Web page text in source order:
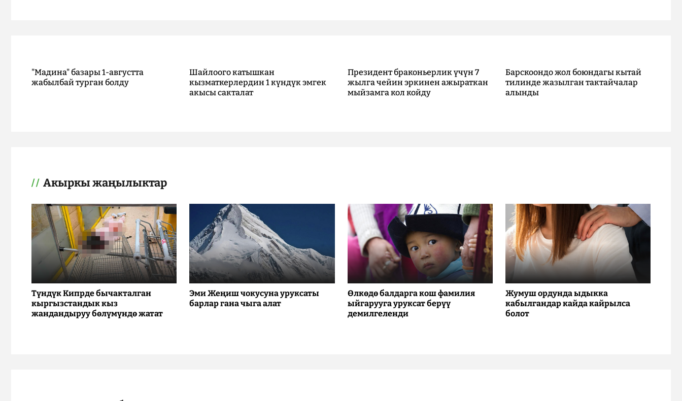
"Мадина" базары 1-августта
жабылбай турган болду
Шайлоого катышкан
кызматкерлердин 1 күндүк эмгек
акысы сакталат
Президент браконьерлик үчүн 7
жылга чейин эркинен ажыраткан
мыйзамга кол койду
Барскоондо жол боюндагы кытай
тилинде жазылган тактайчалар
алынды
Акыркы жаңылыктар
Түндүк Кипрде бычакталган
кыргызстандык кыз
жандандыруу бөлүмүндө жатат
Эми Жеңиш чокусуна уруксаты
барлар гана чыга алат
Өлкөдө балдарга кош фамилия
ыйгарууга уруксат берүү
демилгеленди
Жумуш ордунда ыдыкка
кабылгандар кайда кайрылса
болот